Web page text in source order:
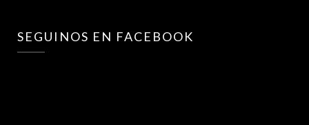
SEGUINOS EN FACEBOOK